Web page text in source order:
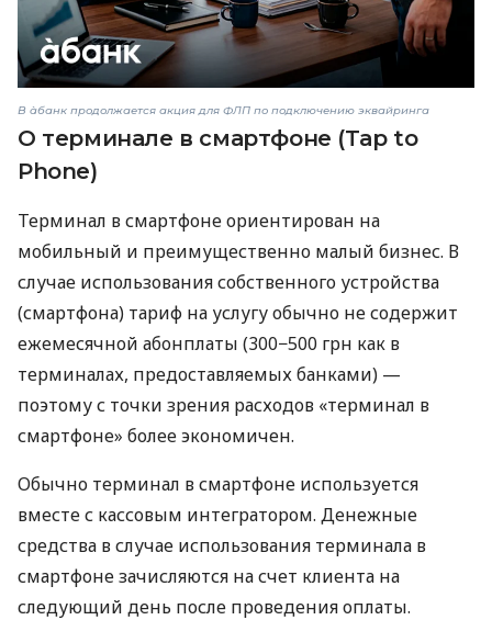
В àбанк продолжается акция для ФЛП по подключению эквайринга
О терминале в смартфоне (Tap to
Phone)
Терминал в смартфоне ориентирован на
мобильный и преимущественно малый бизнес. В
случае использования собственного устройства
(смартфона) тариф на услугу обычно не содержит
ежемесячной абонплаты (300−500 грн как в
терминалах, предоставляемых банками) —
поэтому с точки зрения расходов «терминал в
смартфоне» более экономичен.
Обычно терминал в смартфоне используется
вместе с кассовым интегратором. Денежные
средства в случае использования терминала в
смартфоне зачисляются на счет клиента на
следующий день после проведения оплаты.